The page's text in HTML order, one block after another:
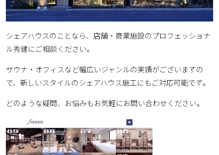
シェアハウスのことなら、店舗・商業施設のプロフェッショナ
ル秀建にご相談ください。
サウナ・オフィスなど幅広いジャンルの実績がございますの
で、新しいスタイルのシェアハウス施工にもご対応可能です。
どのような疑問、お悩みもお気軽にお問い合わせください。